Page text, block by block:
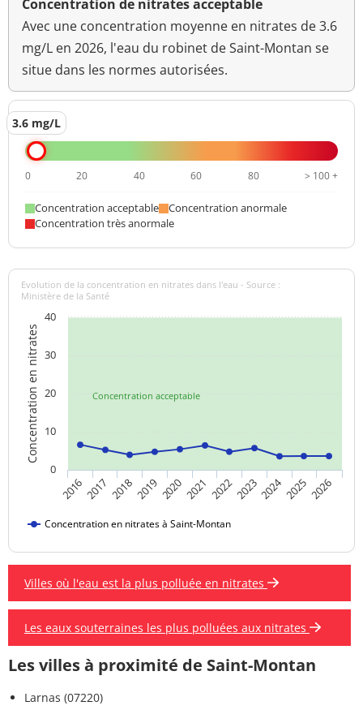
Concentration de nitrates acceptable
Avec une concentration moyenne en nitrates de 3.6
mg/L en 2026, l'eau du robinet de Saint-Montan se
situe dans les normes autorisées.
3.6 mg/L
0 20 40 60 80 > 100 +
Concentration acceptable
Concentration anormale
Concentration très anormale
Concentration acceptable
Concentration en nitrates
Evolution de la concentration en nitrates dans l'eau - Source :
Ministère de la Santé
Concentration en nitrates à Saint-Montan
20162017 2018201920202021 20222023202420252026
0
10
20
30
40
Villes où l'eau est la plus polluée en nitrates
Les eaux souterraines les plus polluées aux nitrates
Les villes à proximité de Saint-Montan
Larnas (07220)